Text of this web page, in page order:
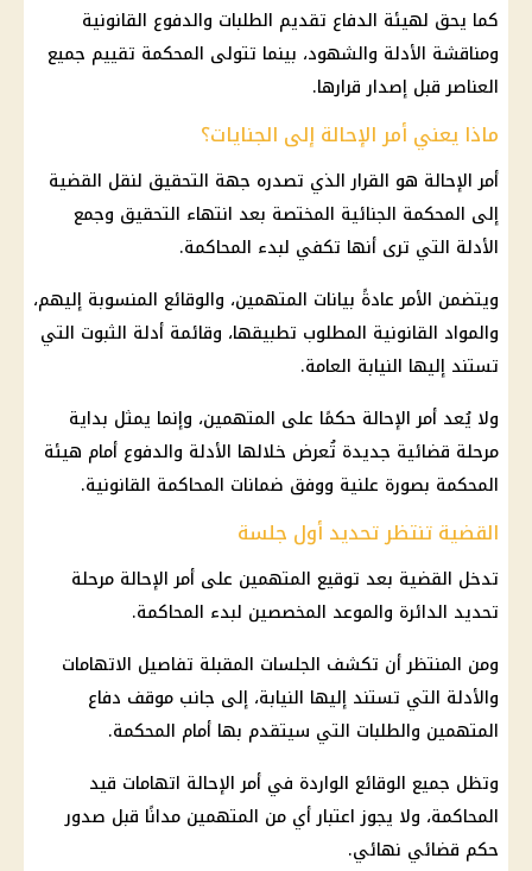
كما يحق لهيئة الدفاع تقديم الطلبات والدفوع القانونية
ومناقشة الأدلة والشهود، بينما تتولى المحكمة تقييم جميع
العناصر قبل إصدار قرارها.
ماذا يعني أمر الإحالة إلى الجنايات؟
أمر الإحالة هو القرار الذي تصدره جهة التحقيق لنقل القضية
إلى المحكمة الجنائية المختصة بعد انتهاء التحقيق وجمع
الأدلة التي ترى أنها تكفي لبدء المحاكمة.
ويتضمن الأمر عادةً بيانات المتهمين، والوقائع المنسوبة إليهم،
والمواد القانونية المطلوب تطبيقها، وقائمة أدلة الثبوت التي
تستند إليها النيابة العامة.
ولا يُعد أمر الإحالة حكمًا على المتهمين، وإنما يمثل بداية
مرحلة قضائية جديدة تُعرض خلالها الأدلة والدفوع أمام هيئة
المحكمة بصورة علنية ووفق ضمانات المحاكمة القانونية.
القضية تنتظر تحديد أول جلسة
تدخل القضية بعد توقيع المتهمين على أمر الإحالة مرحلة
تحديد الدائرة والموعد المخصصين لبدء المحاكمة.
ومن المنتظر أن تكشف الجلسات المقبلة تفاصيل الاتهامات
والأدلة التي تستند إليها النيابة، إلى جانب موقف دفاع
المتهمين والطلبات التي سيتقدم بها أمام المحكمة.
وتظل جميع الوقائع الواردة في أمر الإحالة اتهامات قيد
المحاكمة، ولا يجوز اعتبار أي من المتهمين مدانًا قبل صدور
حكم قضائي نهائي.